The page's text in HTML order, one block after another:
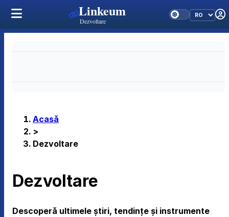
Linkeum
Dezvoltare
Acasă
>
Dezvoltare
Dezvoltare
Descoperă ultimele știri, tendințe și instrumente